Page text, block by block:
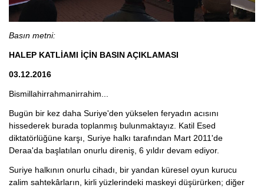
Basın metni:
HALEP KATLİAMI İÇİN BASIN AÇIKLAMASI
03.12.2016
Bismillahirrahmanirrahim...
Bugün bir kez daha Suriye'den yükselen feryadın acısını
hissederek burada toplanmış bulunmaktayız. Katil Esed
diktatörlüğüne karşı, Suriye halkı tarafından Mart 2011'de
Deraa'da başlatılan onurlu direniş, 6 yıldır devam ediyor.
Suriye halkının onurlu cihadı, bir yandan küresel oyun kurucu
zalim sahtekârların, kirli yüzlerindeki maskeyi düşürürken; diğer